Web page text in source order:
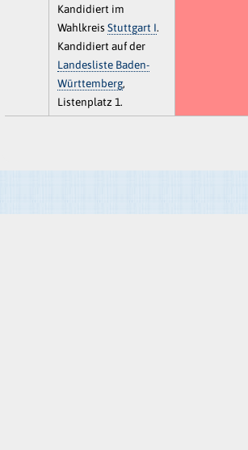
Kandidiert im
Wahlkreis Stuttgart I.
Kandidiert auf der
Landesliste Baden-
Württemberg,
Listenplatz 1.